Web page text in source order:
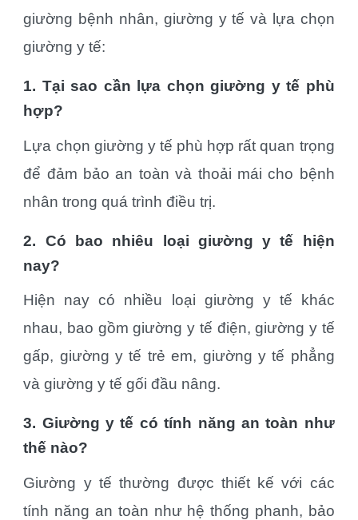
giường bệnh nhân, giường y tế và lựa chọn
giường y tế:
1. Tại sao cần lựa chọn giường y tế phù
hợp?
Lựa chọn giường y tế phù hợp rất quan trọng
để đảm bảo an toàn và thoải mái cho bệnh
nhân trong quá trình điều trị.
2. Có bao nhiêu loại giường y tế hiện
nay?
Hiện nay có nhiều loại giường y tế khác
nhau, bao gồm giường y tế điện, giường y tế
gấp, giường y tế trẻ em, giường y tế phẳng
và giường y tế gối đầu nâng.
3. Giường y tế có tính năng an toàn như
thế nào?
Giường y tế thường được thiết kế với các
tính năng an toàn như hệ thống phanh, bảo